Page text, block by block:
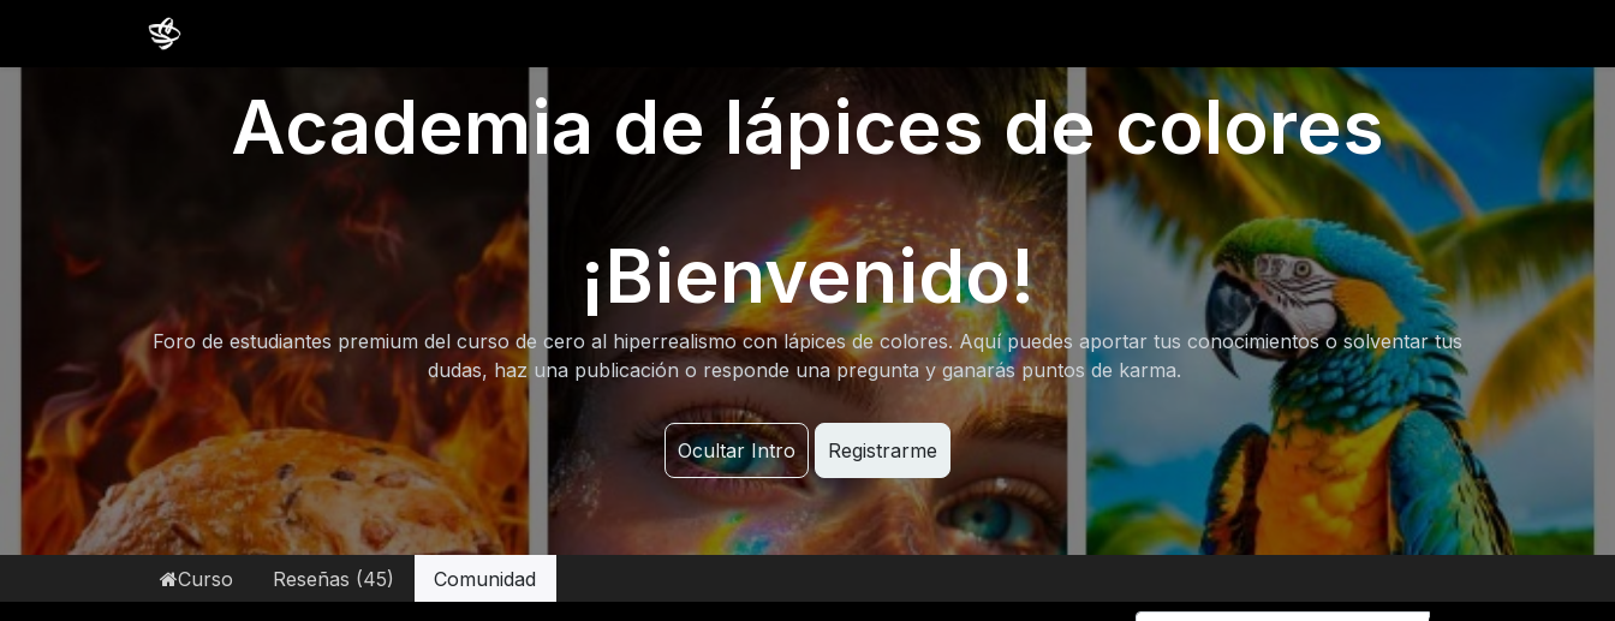
Academia de lápices de colores
¡Bienvenido!
Foro de estudiantes premium del curso de cero al hiperrealismo con lápices de colores. Aquí puedes aportar tus conocimientos o solventar tus
dudas, haz una publicación o responde una pregunta y ganarás puntos de karma.
Ocultar Intro Registrarme
Curso Reseñas (45) Comunidad